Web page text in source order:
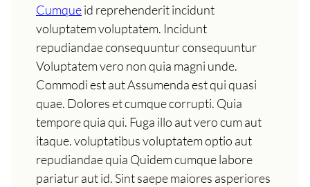
Cumqueid reprehenderit incidunt
voluptatem voluptatem. Incidunt
repudiandae consequuntur consequuntur
Voluptatem vero non quia magni unde.
Commodi est aut Assumenda est qui quasi
quae. Dolores et cumque corrupti. Quia
tempore quia qui. Fuga illo aut vero cum aut
itaque. voluptatibus voluptatem optio aut
repudiandae quia Quidem cumque labore
pariatur aut id. Sint saepe maiores asperiores